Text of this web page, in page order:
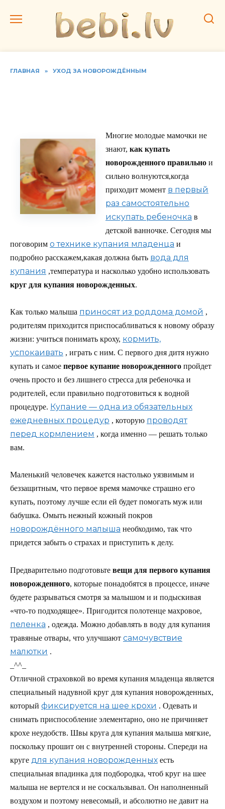
ГЛАВНАЯ » УХОД ЗА НОВОРОЖДЁННЫМ
Многие молодые мамочки не
знают, как купать
новорожденного правильно и
сильно волнуются,когда
приходит момент в первый
раз самостоятельно
искупать ребеночка в
детской ванночке. Сегодня мы
поговорим о технике купания младенца и
подробно расскажем,какая должна быть вода для
купания ,температура и насколько удобно использовать
круг для купания новорожденных.
Как только малыша приносят из роддома домой ,
родителям приходится приспосабливаться к новому образу
жизни: учиться понимать кроху, кормить,
успокаивать , играть с ним. С первого дня дитя нужно
купать и самое первое купание новорожденного пройдет
очень просто и без лишнего стресса для ребеночка и
родителей, если правильно подготовиться к водной
процедуре. Купание — одна из обязательных
ежедневных процедур , которую проводят
перед кормлением , когда именно — решать только
вам.
Маленький человечек кажется настолько уязвимым и
беззащитным, что первое время мамочке страшно его
купать, поэтому лучше если ей будет помогать муж или
бабушка. Омыть нежный кожный покров
новорождённого малыша необходимо, так что
придется забыть о страхах и приступить к делу.
Предварительно подготовьте вещи для первого купания
новорожденного, которые понадобятся в процессе, иначе
будете разрываться смотря за малышом и и подыскивая
«что-то подходящее». Пригодится полотенце махровое,
пеленка , одежда. Можно добавлять в воду для купания
травяные отвары, что улучшают самочувствие
малютки .
_^^_
Отличной страховкой во время купания младенца является
специальный надувной круг для купания новорожденных,
который фиксируется на шее крохи . Одевать и
снимать приспособление элементарно, оно не причиняет
крохе неудобств. Швы круга для купания малыша мягкие,
поскольку прошит он с внутренней стороны. Спереди на
круге для купания новорожденных есть
специальная впадинка для подбородка, чтоб круг на шее
малыша не вертелся и не соскальзывал. Он наполненный
воздухом и поэтому невесомый, и абсолютно не давит на